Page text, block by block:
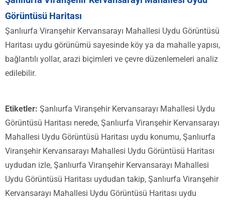
Görüntüsü Haritası
Şanlıurfa Viranşehir Kervansarayı Mahallesi Uydu Görüntüsü
Haritası uydu görünümü sayesinde köy ya da mahalle yapısı,
bağlantılı yollar, arazi biçimleri ve çevre düzenlemeleri analiz
edilebilir.
Etiketler: Şanlıurfa Viranşehir Kervansarayı Mahallesi Uydu
Görüntüsü Haritası nerede, Şanlıurfa Viranşehir Kervansarayı
Mahallesi Uydu Görüntüsü Haritası uydu konumu, Şanlıurfa
Viranşehir Kervansarayı Mahallesi Uydu Görüntüsü Haritası
uydudan izle, Şanlıurfa Viranşehir Kervansarayı Mahallesi
Uydu Görüntüsü Haritası uydudan takip, Şanlıurfa Viranşehir
Kervansarayı Mahallesi Uydu Görüntüsü Haritası uydu